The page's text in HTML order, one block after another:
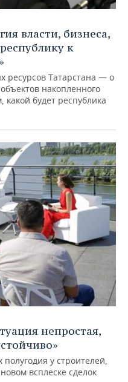
власти, бизнеса,
к
ресурсов Татарстана — о
накопленного
будет республика
непростая,
у строителей,
всплеске сделок